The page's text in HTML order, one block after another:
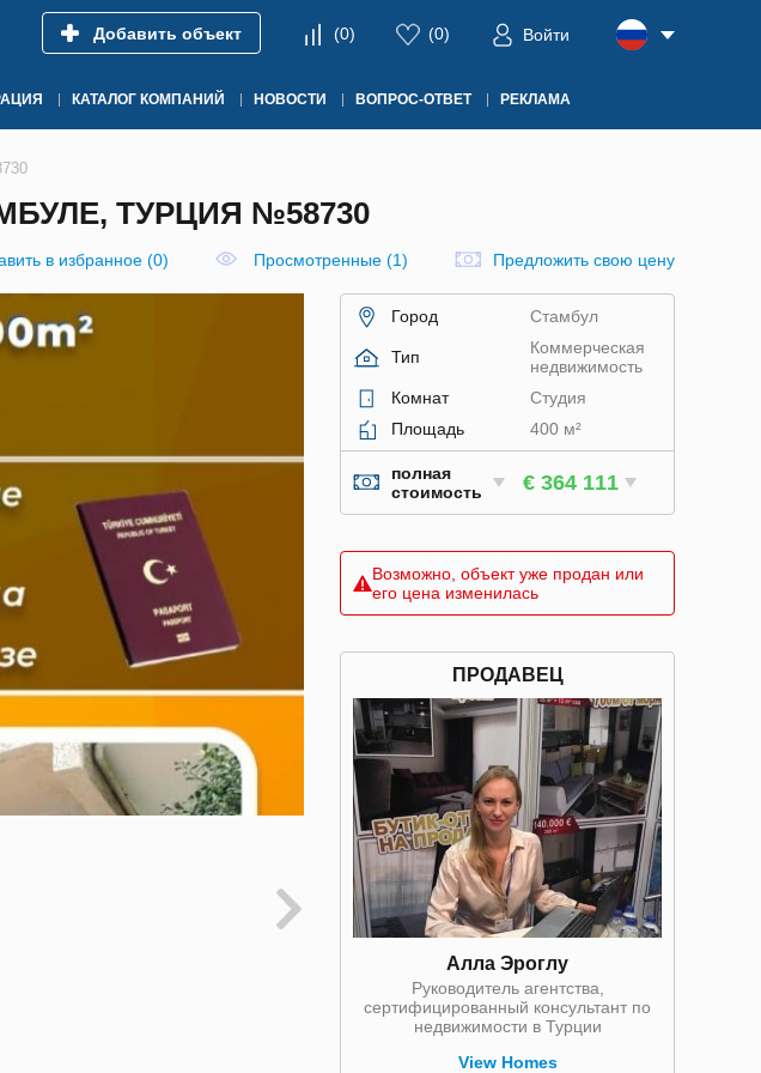
Добавить объект (0) (0) Войти
КАТАЛОГ КОМПАНИЙ НОВОСТИ ВОПРОС-ОТВЕТ РЕКЛАМА
ТУРЦИЯ №58730
в избранное (0) Просмотренные (1) Предложить свою цену
Город Стамбул
Тип
Коммерческая
недвижимость
Комнат
Студия
Площадь
400 м²
полная
стоимость
€ 364 111
Возможно, объект уже продан или
его цена изменилась
ПРОДАВЕЦ
Алла Эроглу
Руководитель агентства,
сертифицированный консультант по
недвижимости в Турции
View Homes